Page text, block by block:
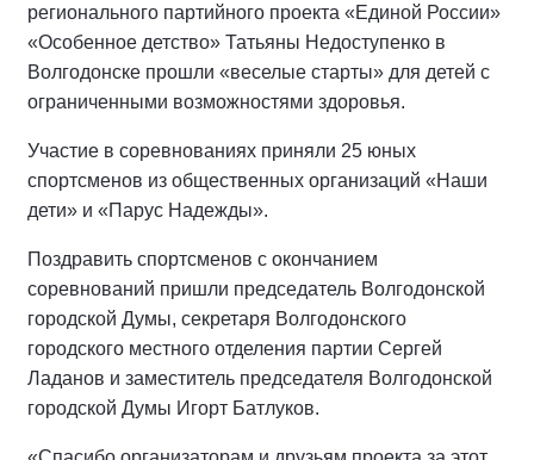
регионального партийного проекта «Единой России»
«Особенное детство» Татьяны Недоступенко в
Волгодонске прошли «веселые старты» для детей с
ограниченными возможностями здоровья.
Участие в соревнованиях приняли 25 юных
спортсменов из общественных организаций «Наши
дети» и «Парус Надежды».
Поздравить спортсменов с окончанием
соревнований пришли председатель Волгодонской
городской Думы, секретаря Волгодонского
городского местного отделения партии Сергей
Ладанов и заместитель председателя Волгодонской
городской Думы Игорт Батлуков.